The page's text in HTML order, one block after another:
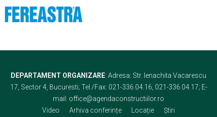
DEPARTAMENT ORGANIZARE: Adresa: Str. Ienachita Vacarescu
17, Sector 4, Bucuresti; Tel./Fax: 021-336.04.16, 021-336.04.17; E-
mail: office@agendaconstructiilor.ro
Video
Arhiva conferințe Locație Știri